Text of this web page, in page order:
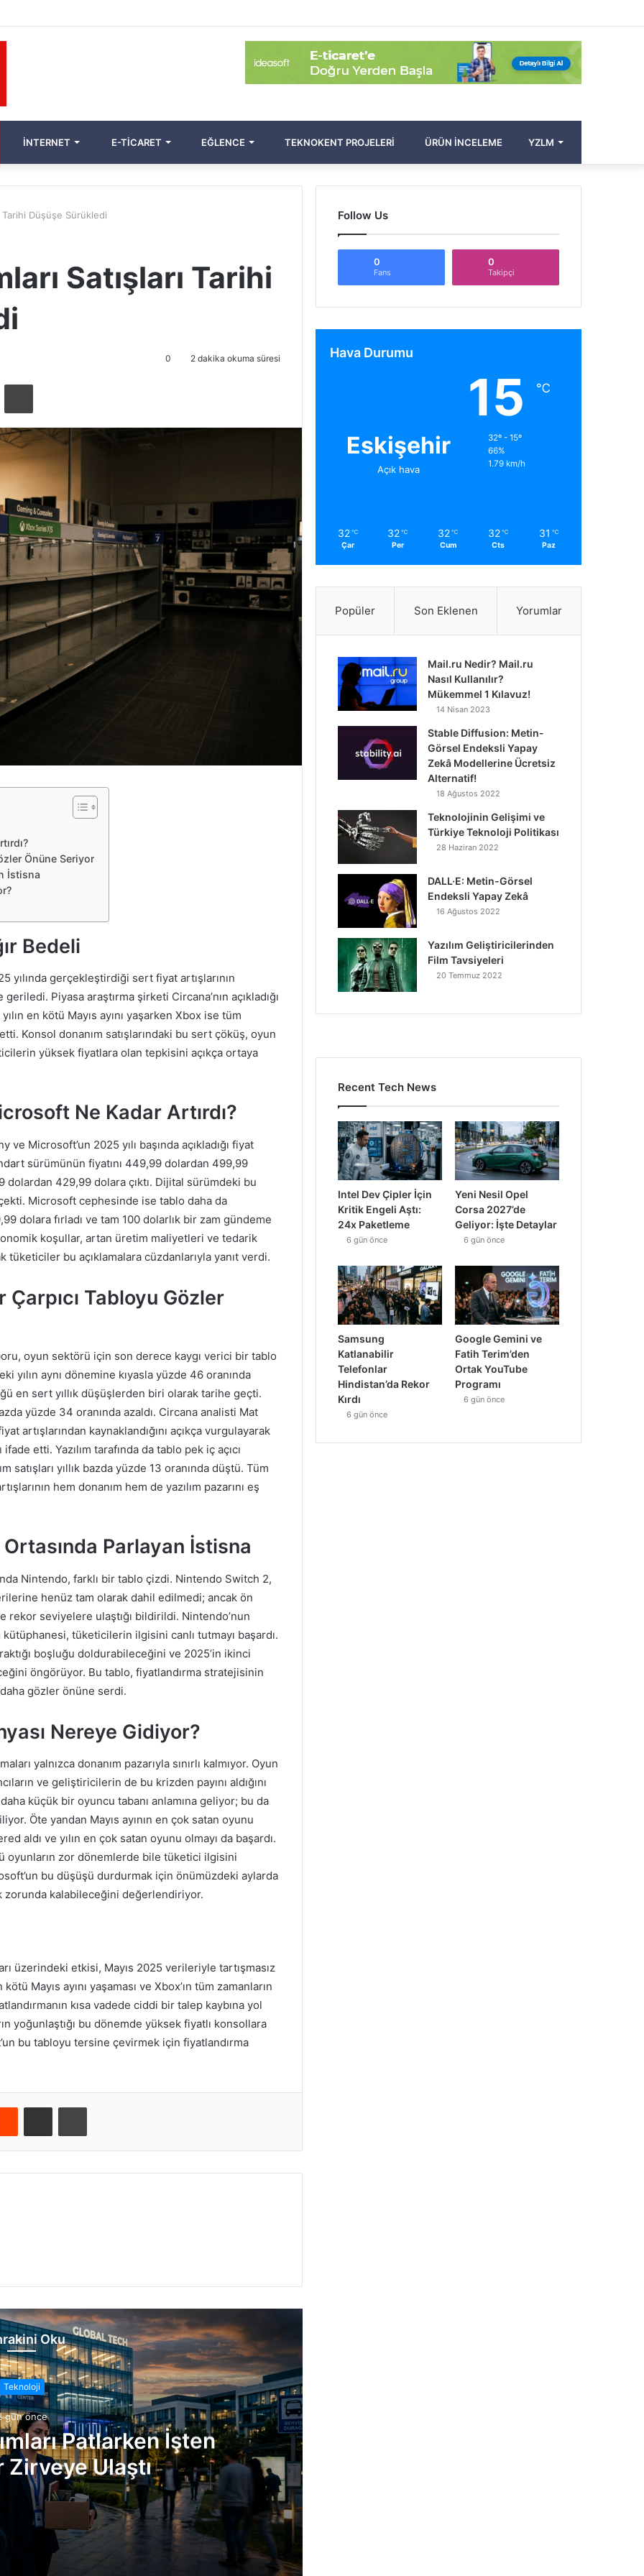
yap
...
Bölmesi
Makale
Ol
İNTERNET E-TICARET EĞLENCE TEKNOKENT PROJELERI ÜRÜN İNCELEME YZLM
Tarihi Düşüşe Sürükledi
Satışları Tarihi
0 2 dakika okuma süresi
Önüne Seriyor
İstisna
Bedeli
yılında gerçekleştirdiği sert fiyat artışlarının
Piyasa araştırma şirketi Circana’nın açıkladığı
en kötü Mayıs ayını yaşarken Xbox ise tüm
Konsol donanım satışlarındaki bu sert çöküş, oyun
yüksek fiyatlara olan tepkisini açıkça ortaya
Ne Kadar Artırdı?
Microsoft’un 2025 yılı başında açıkladığı fiyat
sürümünün fiyatını 449,99 dolardan 499,99
429,99 dolara çıktı. Dijital sürümdeki bu
Microsoft cephesinde ise tablo daha da
dolara fırladı ve tam 100 dolarlık bir zam gündeme
koşullar, artan üretim maliyetleri ve tedarik
bu açıklamalara cüzdanlarıyla yanıt verdi.
Tabloyu Gözler
oyun sektörü için son derece kaygı verici bir tablo
yılın aynı dönemine kıyasla yüzde 46 oranında
en sert yıllık düşüşlerden biri olarak tarihe geçti.
yüzde 34 oranında azaldı. Circana analisti Mat
artışlarından kaynaklandığını açıkça vurgulayarak
etti. Yazılım tarafında da tablo pek iç açıcı
satışları yıllık bazda yüzde 13 oranında düştü. Tüm
hem donanım hem de yazılım pazarını eş
Parlayan İstisna
Nintendo, farklı bir tablo çizdi. Nintendo Switch 2,
henüz tam olarak dahil edilmedi; ancak ön
rekor seviyelere ulaştığı bildirildi. Nintendo’nun
tüketicilerin ilgisini canlı tutmayı başardı.
boşluğu doldurabileceğini ve 2025’in ikinci
öngörüyor. Bu tablo, fiyatlandırma stratejisinin
gözler önüne serdi.
Nereye Gidiyor?
yalnızca donanım pazarıyla sınırlı kalmıyor. Oyun
ve geliştiricilerin de bu krizden payını aldığını
küçük bir oyuncu tabanı anlamına geliyor; bu da
Öte yandan Mayıs ayının en çok satan oyunu
aldı ve yılın en çok satan oyunu olmayı da başardı.
oyunların zor dönemlerde bile tüketici ilgisini
bu düşüşü durdurmak için önümüzdeki aylarda
kalabileceğini değerlendiriyor.
üzerindeki etkisi, Mayıs 2025 verileriyle tartışmasız
Mayıs ayını yaşaması ve Xbox’ın tüm zamanların
kısa vadede ciddi bir talep kaybına yol
yoğunlaştığı bu dönemde yüksek fiyatlı konsollara
bu tabloyu tersine çevirmek için fiyatlandırma
Oku
Teknoloji
gün önce
Patlarken İşten
Zirveye Ulaştı
Zirveye Ulaştı
Follow Us
0
Fans
0
Takipçi
Hava Durumu
Eskişehir
Açık hava
15 ℃
32º - 15º
66%
1.79 km/h
32 ℃
Çar
32 ℃
Per
32 ℃
Cum
32 ℃
Cts
31 ℃
Paz
Popüler Son Eklenen Yorumlar
Mail.ru Nedir? Mail.ru
Nasıl Kullanılır?
Mükemmel 1 Kılavuz!
14 Nisan 2023
Stable Diffusion: Metin-
Görsel Endeksli Yapay
Zekâ Modellerine Ücretsiz
Alternatif!
18 Ağustos 2022
Teknolojinin Gelişimi ve
Türkiye Teknoloji Politikası
28 Haziran 2022
DALL·E: Metin-Görsel
Endeksli Yapay Zekâ
16 Ağustos 2022
Yazılım Geliştiricilerinden
Film Tavsiyeleri
20 Temmuz 2022
Recent Tech News
Intel Dev Çipler İçin
Kritik Engeli Aştı:
24x Paketleme
6 gün önce
Yeni Nesil Opel
Corsa 2027’de
Geliyor: İşte Detaylar
6 gün önce
Samsung
Katlanabilir
Telefonlar
Hindistan’da Rekor
Kırdı
6 gün önce
Google Gemini ve
Fatih Terim’den
Ortak YouTube
Programı
6 gün önce